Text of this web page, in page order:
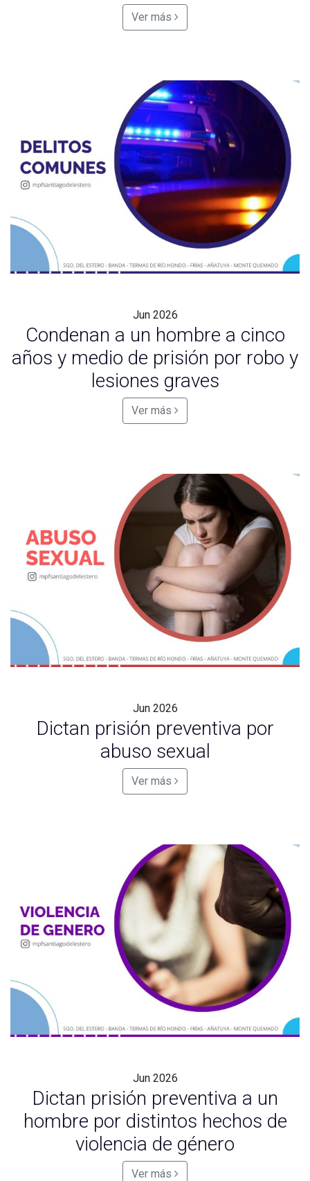
Ver más
Jun 2026
Condenan a un hombre a cinco
años y medio de prisión por robo y
lesiones graves
Ver más
Jun 2026
Dictan prisión preventiva por
abuso sexual
Ver más
Jun 2026
Dictan prisión preventiva a un
hombre por distintos hechos de
violencia de género
Ver más